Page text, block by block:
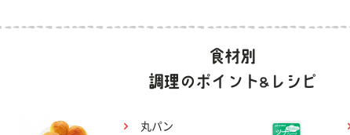
丸パン